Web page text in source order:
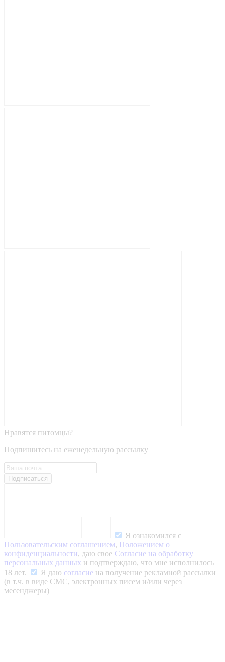
Нравятся питомцы?
Подпишитесь на еженедельную рассылку
Подписаться
Я ознакомился с
Пользовательским соглашением, Положением о
конфиденциальности, даю свое Согласие на обработку
персональных данных и подтверждаю, что мне исполнилось
18 лет.
Я даю согласие на получение рекламной рассылки
(в т.ч. в виде СМС, электронных писем и/или через
месенджеры)